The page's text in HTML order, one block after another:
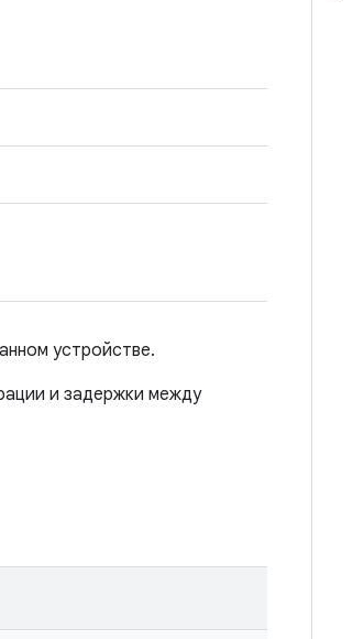
устройстве.
и задержки между